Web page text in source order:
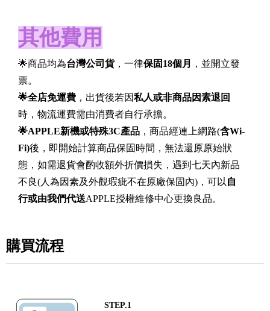
其他費用
🌟商品均為台灣公司貨，一律保固18個月
，並開立發
票。
🌟全店免運費 ，出貨後若因私人或非商品因素退回
時，物流運費需由消費者自行承擔。
🌟APPLE新機或特殊3C產品 ，商品經連上網路(含Wi-
Fi)後，即開始計算商品保固時間，無法還原原始狀
態，如需退貨會酌收額外折價損失，遇到七天內新品
不良(人為因素及外觀瑕疵不在原廠保固內)，可以 自
行或由我們代送APPLE授權維修中心更換良品。
購買流程
STEP.1